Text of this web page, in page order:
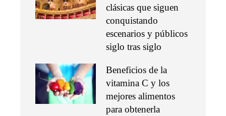
clásicas que siguen
conquistando
escenarios y públicos
siglo tras siglo
Beneficios de la
vitamina C y los
mejores alimentos
para obtenerla